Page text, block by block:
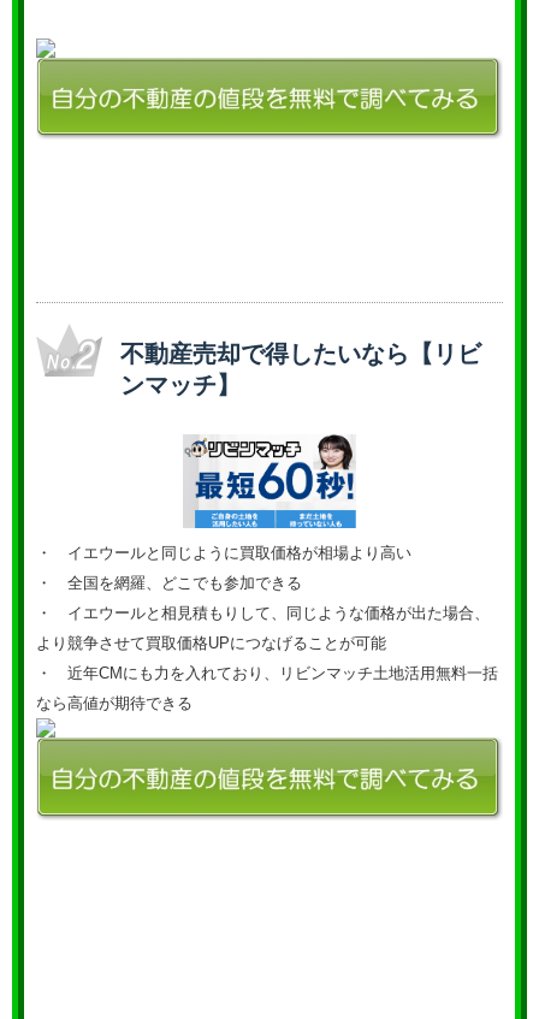
不動産売却で得したいなら【リビ
ンマッチ】
・ イエウールと同じように買取価格が相場より高い
・ 全国を網羅、どこでも参加できる
・ イエウールと相見積もりして、同じような価格が出た場合、
より競争させて買取価格UPにつなげることが可能
・ 近年CMにも力を入れており、リビンマッチ土地活用無料一括
なら高値が期待できる